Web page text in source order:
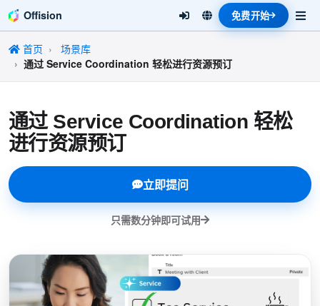
Offision 免费开始
首页
场景库
通过 Service Coordination 轻松进行资源预订
通过 Service Coordination 轻松
进行资源预订
立即提问
只需数分钟即可试用